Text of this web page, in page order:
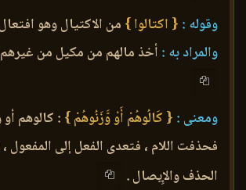
وقوله : { اكتالوا }من الاكتيال وهو
والمراد به : أخذ مالهم من مكيل من
ومعنى : { كَالُوهُمْ أَوْ وَّزَنُوهُمْ }: كالوهم أو
فحذفت اللام ، فتعدى الفعل إلى المفعول
الحذف والإِيصال .